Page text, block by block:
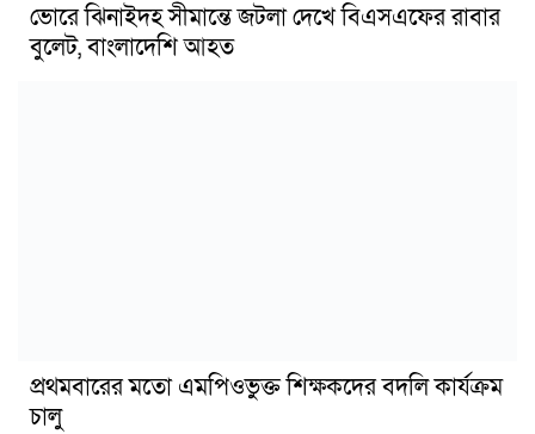
ভোরে ঝিনাইদহ সীমান্তে জটলা দেখে বিএসএফের রাবার
বুলেট, বাংলাদেশি আহত
প্রথমবারের মতো এমপিওভুক্ত শিক্ষকদের বদলি কার্যক্রম
চালু